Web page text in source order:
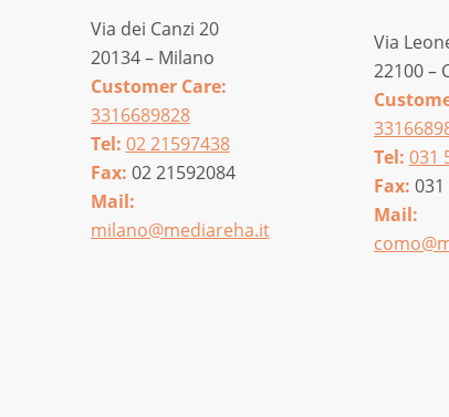
Via dei Canzi 20
20134 – Milano
Customer Care:
3316689828
Tel: 02 21597438
Fax: 02 21592084
Mail:
milano@mediareha.it
Via
22100 –
Tel: 031
Fax: 031
Mail: